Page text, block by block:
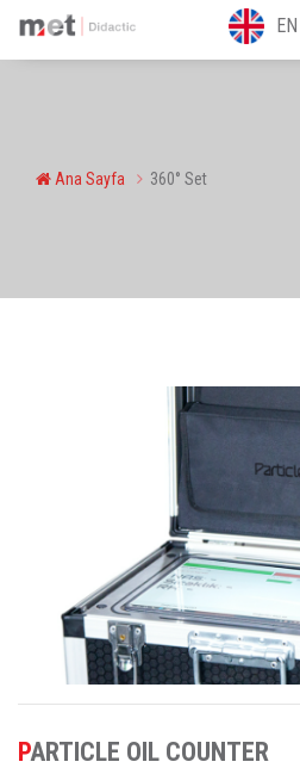
EN
Ana Sayfa 360° Set
PARTICLE OIL COUNTER